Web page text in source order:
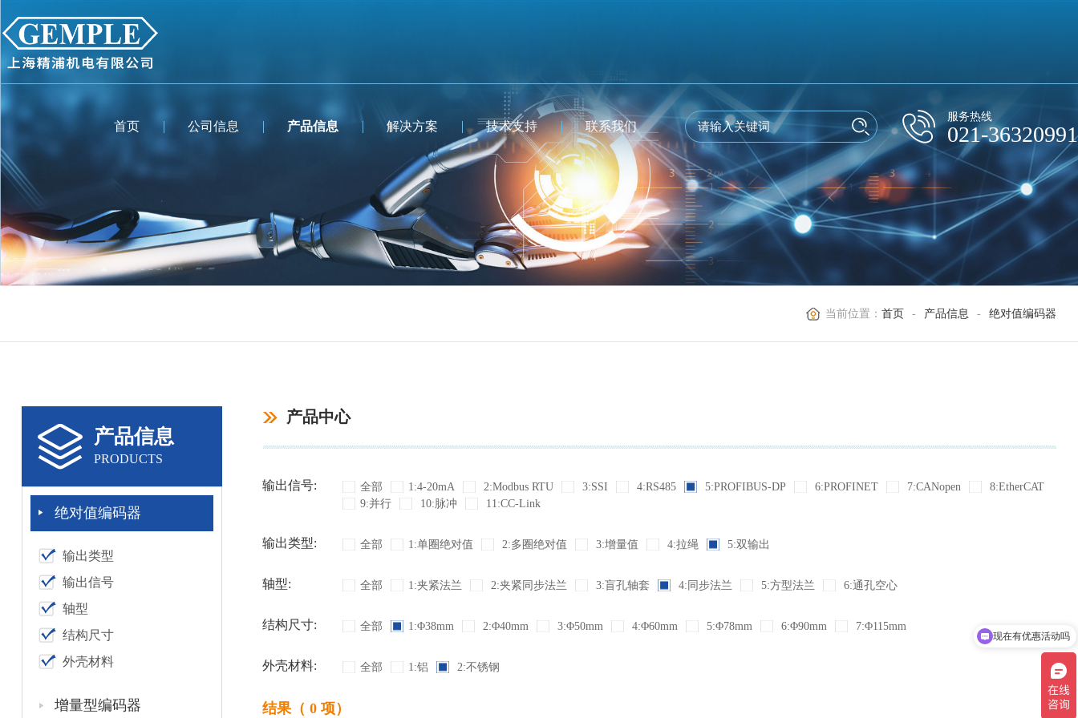
首页 公司信息 产品信息 解决方案 技术支持 联系我们
服务热线
021-36320991
当前位置：首页 - 产品信息 - 绝对值编码器
产品信息
PRODUCTS
绝对值编码器
输出类型
输出信号
轴型
结构尺寸
外壳材料
增量型编码器
产品中心
输出信号: 全部 1:4-20mA 2:Modbus RTU 3:SSI 4:RS485 5:PROFIBUS-DP 6:PROFINET 7:CANopen
8:EtherCAT
9:并行
10:脉冲 11:CC-Link
输出类型: 全部 1:单圈绝对值 2:多圈绝对值 3:增量值 4:拉绳 5:双输出
轴型: 全部 1:夹紧法兰 2:夹紧同步法兰 3:盲孔轴套 4:同步法兰 5:方型法兰 6:通孔空心
结构尺寸: 全部 1:Φ38mm 2:Φ40mm 3:Φ50mm 4:Φ60mm 5:Φ78mm 6:Φ90mm 7:Φ115mm
外壳材料: 全部 1:铝 2:不锈钢
结果（ 0 项）
现在有优惠活动吗